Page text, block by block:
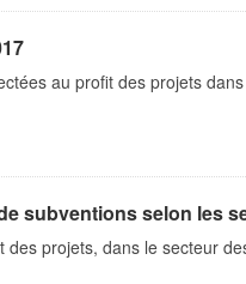
au profit des projets
subventions selon les
projets, dans le secteur